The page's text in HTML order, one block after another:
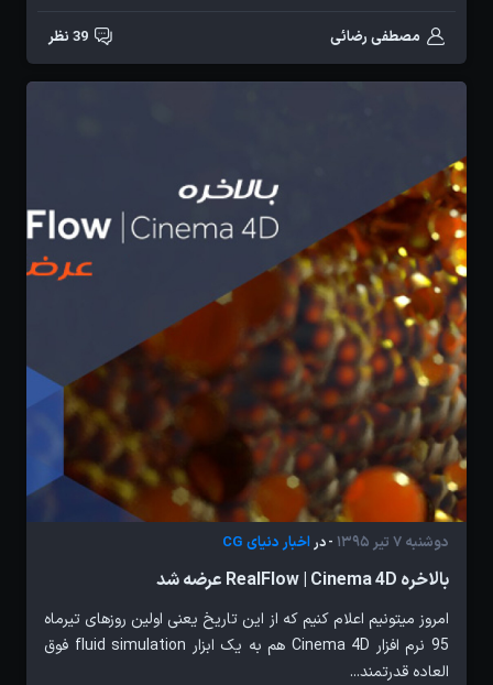
مصطفی رضائی 39 نظر
دوشنبه 7 تیر 1395 - دراخبار دنیای CG
بالاخره RealFlow | Cinema 4D عرضه شد
امروز میتونیم اعلام کنیم که از این تاریخ یعنی اولین روزهای تیرماه
95 نرم افزار Cinema 4D هم به یک ابزار fluid simulation فوق
العاده قدرتمند...